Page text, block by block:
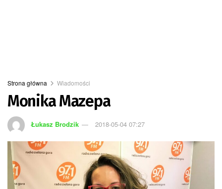
Strona główna Wiadomości
Monika Mazepa
Łukasz Brodzik 2018-05-04 07:27